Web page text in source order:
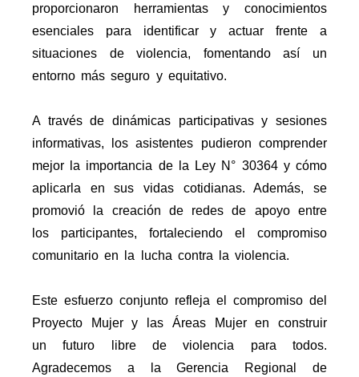
proporcionaron herramientas y conocimientos
esenciales para identificar y actuar frente a
situaciones de violencia, fomentando así un
entorno más seguro y equitativo.
A través de dinámicas participativas y sesiones
informativas, los asistentes pudieron comprender
mejor la importancia de la Ley N° 30364 y cómo
aplicarla en sus vidas cotidianas. Además, se
promovió la creación de redes de apoyo entre
los participantes, fortaleciendo el compromiso
comunitario en la lucha contra la violencia.
Este esfuerzo conjunto refleja el compromiso del
Proyecto Mujer y las Áreas Mujer en construir
un futuro libre de violencia para todos.
Agradecemos a la Gerencia Regional de